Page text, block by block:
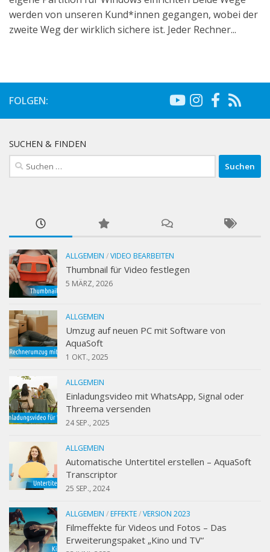
werden von unseren Kund*innen gegangen, wobei der
zweite Weg der wirklich sichere ist. Jeder Rechner...
FOLGEN:
SUCHEN & FINDEN
Suchen
nach:
ALLGEMEIN /VIDEO BEARBEITEN
Thumbnail für Video festlegen
5 MÄRZ, 2026
ALLGEMEIN
Umzug auf neuen PC mit Software von
AquaSoft
1 OKT., 2025
ALLGEMEIN
Einladungsvideo mit WhatsApp, Signal oder
Threema versenden
24 SEP., 2025
ALLGEMEIN
Automatische Untertitel erstellen – AquaSoft
Transcriptor
25 SEP., 2024
ALLGEMEIN / EFFEKTE/VERSION 2023
Filmeffekte für Videos und Fotos – Das
Erweiterungspaket „Kino und TV“